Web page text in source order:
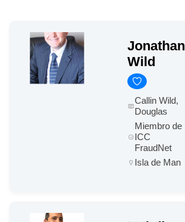
Jonathan
Wild
Callin Wild,
Douglas
Miembro de
ICC
FraudNet
Isla de Man